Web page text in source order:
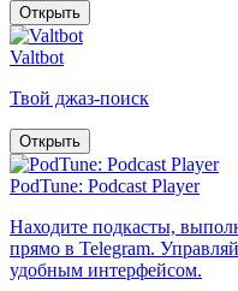
Открыть
Valtbot
Твой джаз-поиск
Открыть
PodTune: Podcast Player
Находите подкасты,
прямо в Telegram.
удобным интерфейсом.